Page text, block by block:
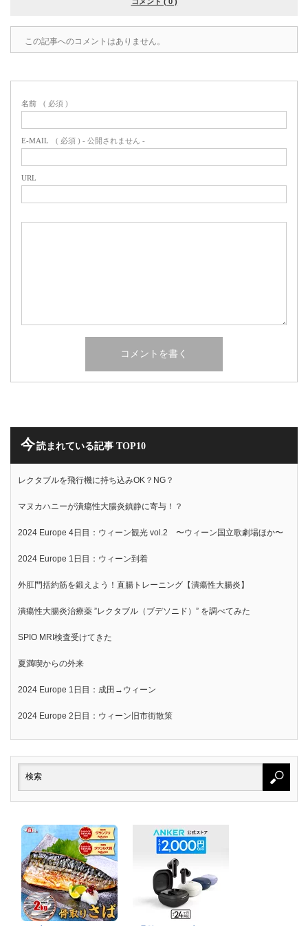
この記事へのコメントはありません。
名前 ( 必須 )
E-MAIL ( 必須 ) - 公開されません -
URL
今読まれている記事 TOP10
レクタブルを飛行機に持ち込みOK？NG？
マヌカハニーが潰瘍性大腸炎鎮静に寄与！？
2024 Europe 4日目：ウィーン観光 vol.2 〜ウィーン国立歌劇場ほか〜
2024 Europe 1日目：ウィーン到着
外肛門括約筋を鍛えよう！直腸トレーニング【潰瘍性大腸炎】
潰瘍性大腸炎治療薬 ”レクタブル（ブデソニド）” を調べてみた
SPIO MRI検査受けてきた
夏満喫からの外来
2024 Europe 1日目：成田→ウィーン
2024 Europe 2日目：ウィーン旧市街散策